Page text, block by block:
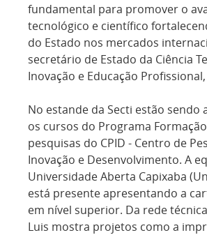
fundamental para promover o
tecnológico e científico
do Estado nos mercados
secretário de Estado da Ciência
Inovação e Educação
No estande da Secti estão sendo
os cursos do Programa
pesquisas do CPID - Centro de
Inovação e Desenvolvimento. A
Universidade Aberta Capixaba
está presente apresentando a
em nível superior. Da rede técnica
Luis mostra projetos como a